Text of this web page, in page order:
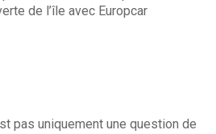
de l’île avec Europcar
pas uniquement une question de